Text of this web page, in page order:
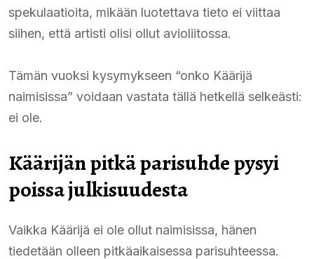
spekulaatioita, mikään luotettava tieto ei viittaa
siihen, että artisti olisi ollut avioliitossa.
Tämän vuoksi kysymykseen “onko Käärijä
naimisissa” voidaan vastata tällä hetkellä selkeästi:
ei ole.
Käärijän pitkä parisuhde pysyi
poissa julkisuudesta
Vaikka Käärijä ei ole ollut naimisissa, hänen
tiedetään olleen pitkäaikaisessa parisuhteessa.